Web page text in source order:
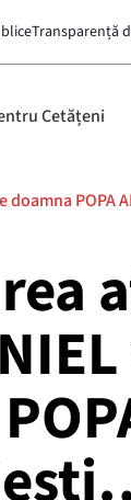
Transparență
Cetățeni
POPA